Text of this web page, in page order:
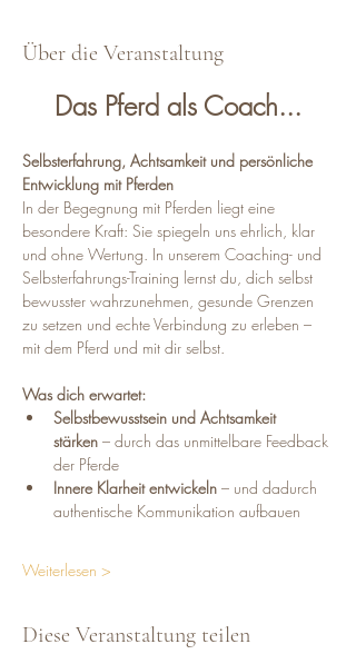
Über die Veranstaltung
Das Pferd als Coach...
Selbsterfahrung, Achtsamkeit und persönliche
Entwicklung mit Pferden
In der Begegnung mit Pferden liegt eine
besondere Kraft: Sie spiegeln uns ehrlich, klar
und ohne Wertung. In unserem Coaching- und
Selbsterfahrungs-Training lernst du, dich selbst
bewusster wahrzunehmen, gesunde Grenzen
zu setzen und echte Verbindung zu erleben –
mit dem Pferd und mit dir selbst.
Was dich erwartet:
Selbstbewusstsein und Achtsamkeit
stärken – durch das unmittelbare Feedback
der Pferde
Innere Klarheit entwickeln – und dadurch
authentische Kommunikation aufbauen
Weiterlesen >
Diese Veranstaltung teilen